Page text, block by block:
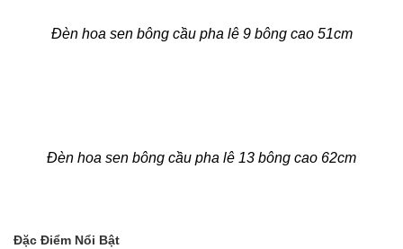
Đèn hoa sen bông cầu pha lê 9 bông cao 51cm
Đèn hoa sen bông cầu pha lê 13 bông cao 62cm
Đặc Điểm Nổi Bật